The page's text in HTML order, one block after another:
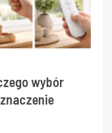
wybór